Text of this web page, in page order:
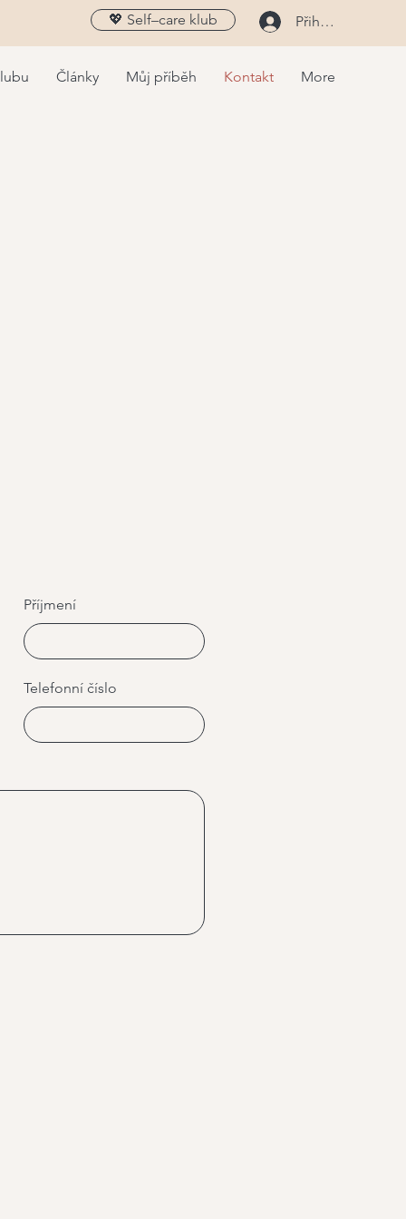
💖 Self–care klub Přihlásit
Články Můj příběh Kontakt More
Příjmení
Telefonní číslo